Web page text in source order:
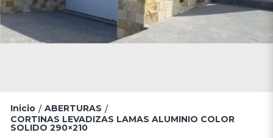
Inicio / ABERTURAS /
CORTINAS LEVADIZAS LAMAS ALUMINIO COLOR
SOLIDO 290×210